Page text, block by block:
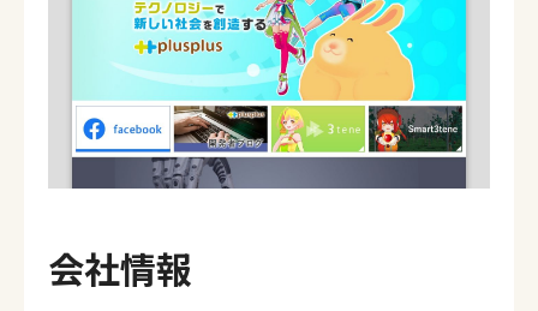
会社情報